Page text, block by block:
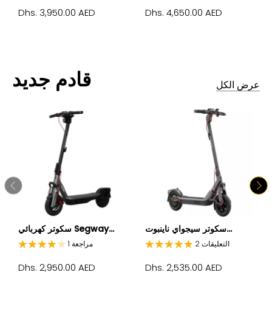
Dhs. 3,950.00 AED Dhs. 4,650.00 AED
قادم جديد عرض الكل
سكوتر كهربائي Segway...
1 مراجعة
Dhs. 2,950.00 AED
سكوتر سيجواي ناينبوت...
2 التعليقات
Dhs. 2,535.00 AED